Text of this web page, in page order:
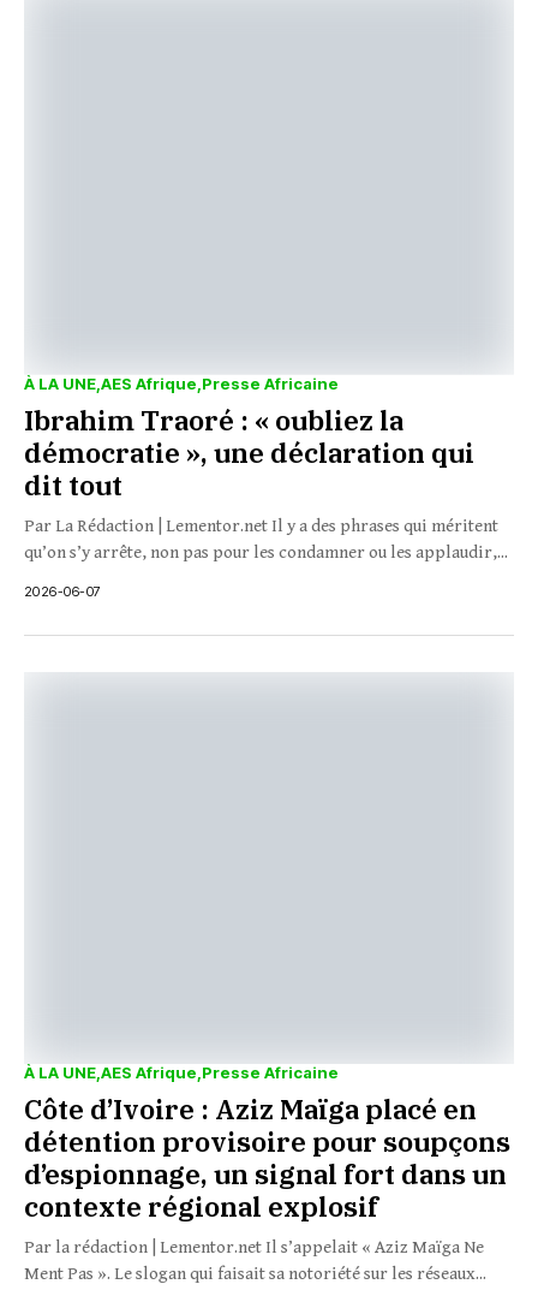
À LA UNE AES Afrique Presse Africaine
Ibrahim Traoré : « oubliez la
démocratie », une déclaration qui
dit tout
Par La Rédaction | Lementor.net Il y a des phrases qui méritent
qu’on s’y arrête, non pas pour les condamner ou les applaudir,...
2026-06-07
À LA UNE AES Afrique Presse Africaine
Côte d’Ivoire : Aziz Maïga placé en
détention provisoire pour soupçons
d’espionnage, un signal fort dans un
contexte régional explosif
Par la rédaction | Lementor.net Il s’appelait « Aziz Maïga Ne
Ment Pas ». Le slogan qui faisait sa notoriété sur les réseaux...